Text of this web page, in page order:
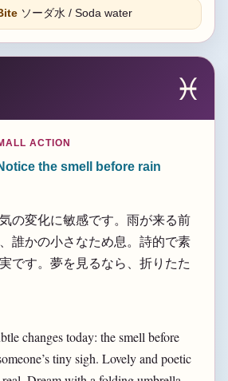
ソーダ水 / Soda water
♓
ACTION
the smell before rain
の変化に敏感です。雨が来る前
誰かの小さなため息。詩的で素
です。夢を見るなら、折りたた
changes today: the smell before
tiny sigh. Lovely and poetic